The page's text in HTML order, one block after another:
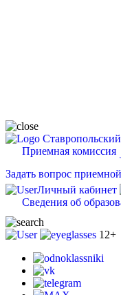
Приемная комиссия
Задать вопрос
Личный кабинет
Сведения об
12+